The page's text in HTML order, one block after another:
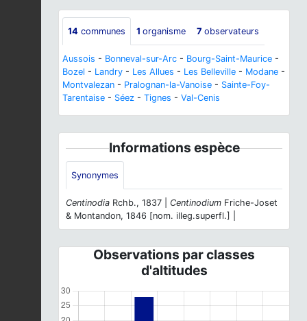
14 communes 1 organisme 7 observateurs
Aussois - Bonneval-sur-Arc - Bourg-Saint-Maurice -
Bozel - Landry - Les Allues - Les Belleville - Modane -
Montvalezan - Pralognan-la-Vanoise - Sainte-Foy-
Tarentaise - Séez - Tignes - Val-Cenis
Informations espèce
Synonymes
Centinodia Rchb., 1837 | Centinodium Friche-Joset
& Montandon, 1846 [nom. illeg.superfl.] |
Observations par classes
d'altitudes